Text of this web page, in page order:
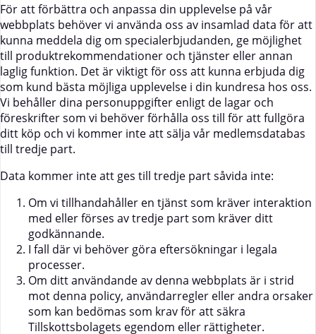
För att förbättra och anpassa din upplevelse på vår
webbplats behöver vi använda oss av insamlad data för att
kunna meddela dig om specialerbjudanden, ge möjlighet
till produktrekommendationer och tjänster eller annan
laglig funktion. Det är viktigt för oss att kunna erbjuda dig
som kund bästa möjliga upplevelse i din kundresa hos oss.
Vi behåller dina personuppgifter enligt de lagar och
föreskrifter som vi behöver förhålla oss till för att fullgöra
ditt köp och vi kommer inte att sälja vår medlemsdatabas
till tredje part.
Data kommer inte att ges till tredje part såvida inte:
Om vi tillhandahåller en tjänst som kräver interaktion
med eller förses av tredje part som kräver ditt
godkännande.
I fall där vi behöver göra eftersökningar i legala
processer.
Om ditt användande av denna webbplats är i strid
mot denna policy, användarregler eller andra orsaker
som kan bedömas som krav för att säkra
Tillskottsbolagets egendom eller rättigheter.